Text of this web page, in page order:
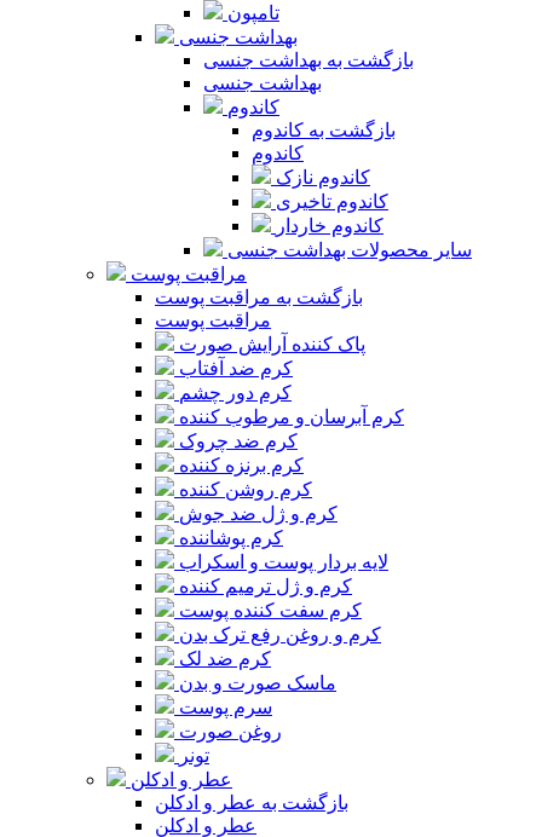
تامپون
بهداشت جنسی
بازگشت به بهداشت جنسی
بهداشت جنسی
کاندوم
بازگشت به کاندوم
کاندوم
کاندوم نازک
کاندوم تاخیری
کاندوم خاردار
سایر محصولات بهداشت جنسی
مراقبت پوست
بازگشت به مراقبت پوست
مراقبت پوست
پاک کننده آرایش صورت
کرم ضد آفتاب
کرم دور چشم
کرم آبرسان و مرطوب کننده
کرم ضد چروک
کرم برنزه کننده
کرم روشن کننده
کرم و ژل ضد جوش
کرم پوشاننده
لایه بردار پوست و اسکراب
کرم و ژل ترمیم کننده
کرم سفت کننده پوست
کرم و روغن رفع ترک بدن
کرم ضد لک
ماسک صورت و بدن
سرم پوست
روغن صورت
تونر
عطر و ادکلن
بازگشت به عطر و ادکلن
عطر و ادکلن